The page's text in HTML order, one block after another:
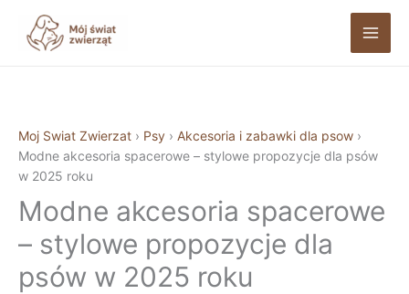
Przejdź
treści
Moj Swiat Zwierzat › Psy › Akcesoria i zabawki dla psow ›
Modne akcesoria spacerowe – stylowe propozycje dla psów
w 2025 roku
Modne akcesoria spacerowe
– stylowe propozycje dla
psów w 2025 roku